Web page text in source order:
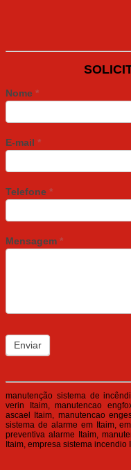
Nome *
E-mail *
Telefone *
Mensagem *
Enviar
manutenção sistema de
verin Itaim, manutencao
ascael Itaim, manutencao
sistema de alarme em Itaim,
preventiva alarme Itaim,
Itaim, empresa sistema incendio